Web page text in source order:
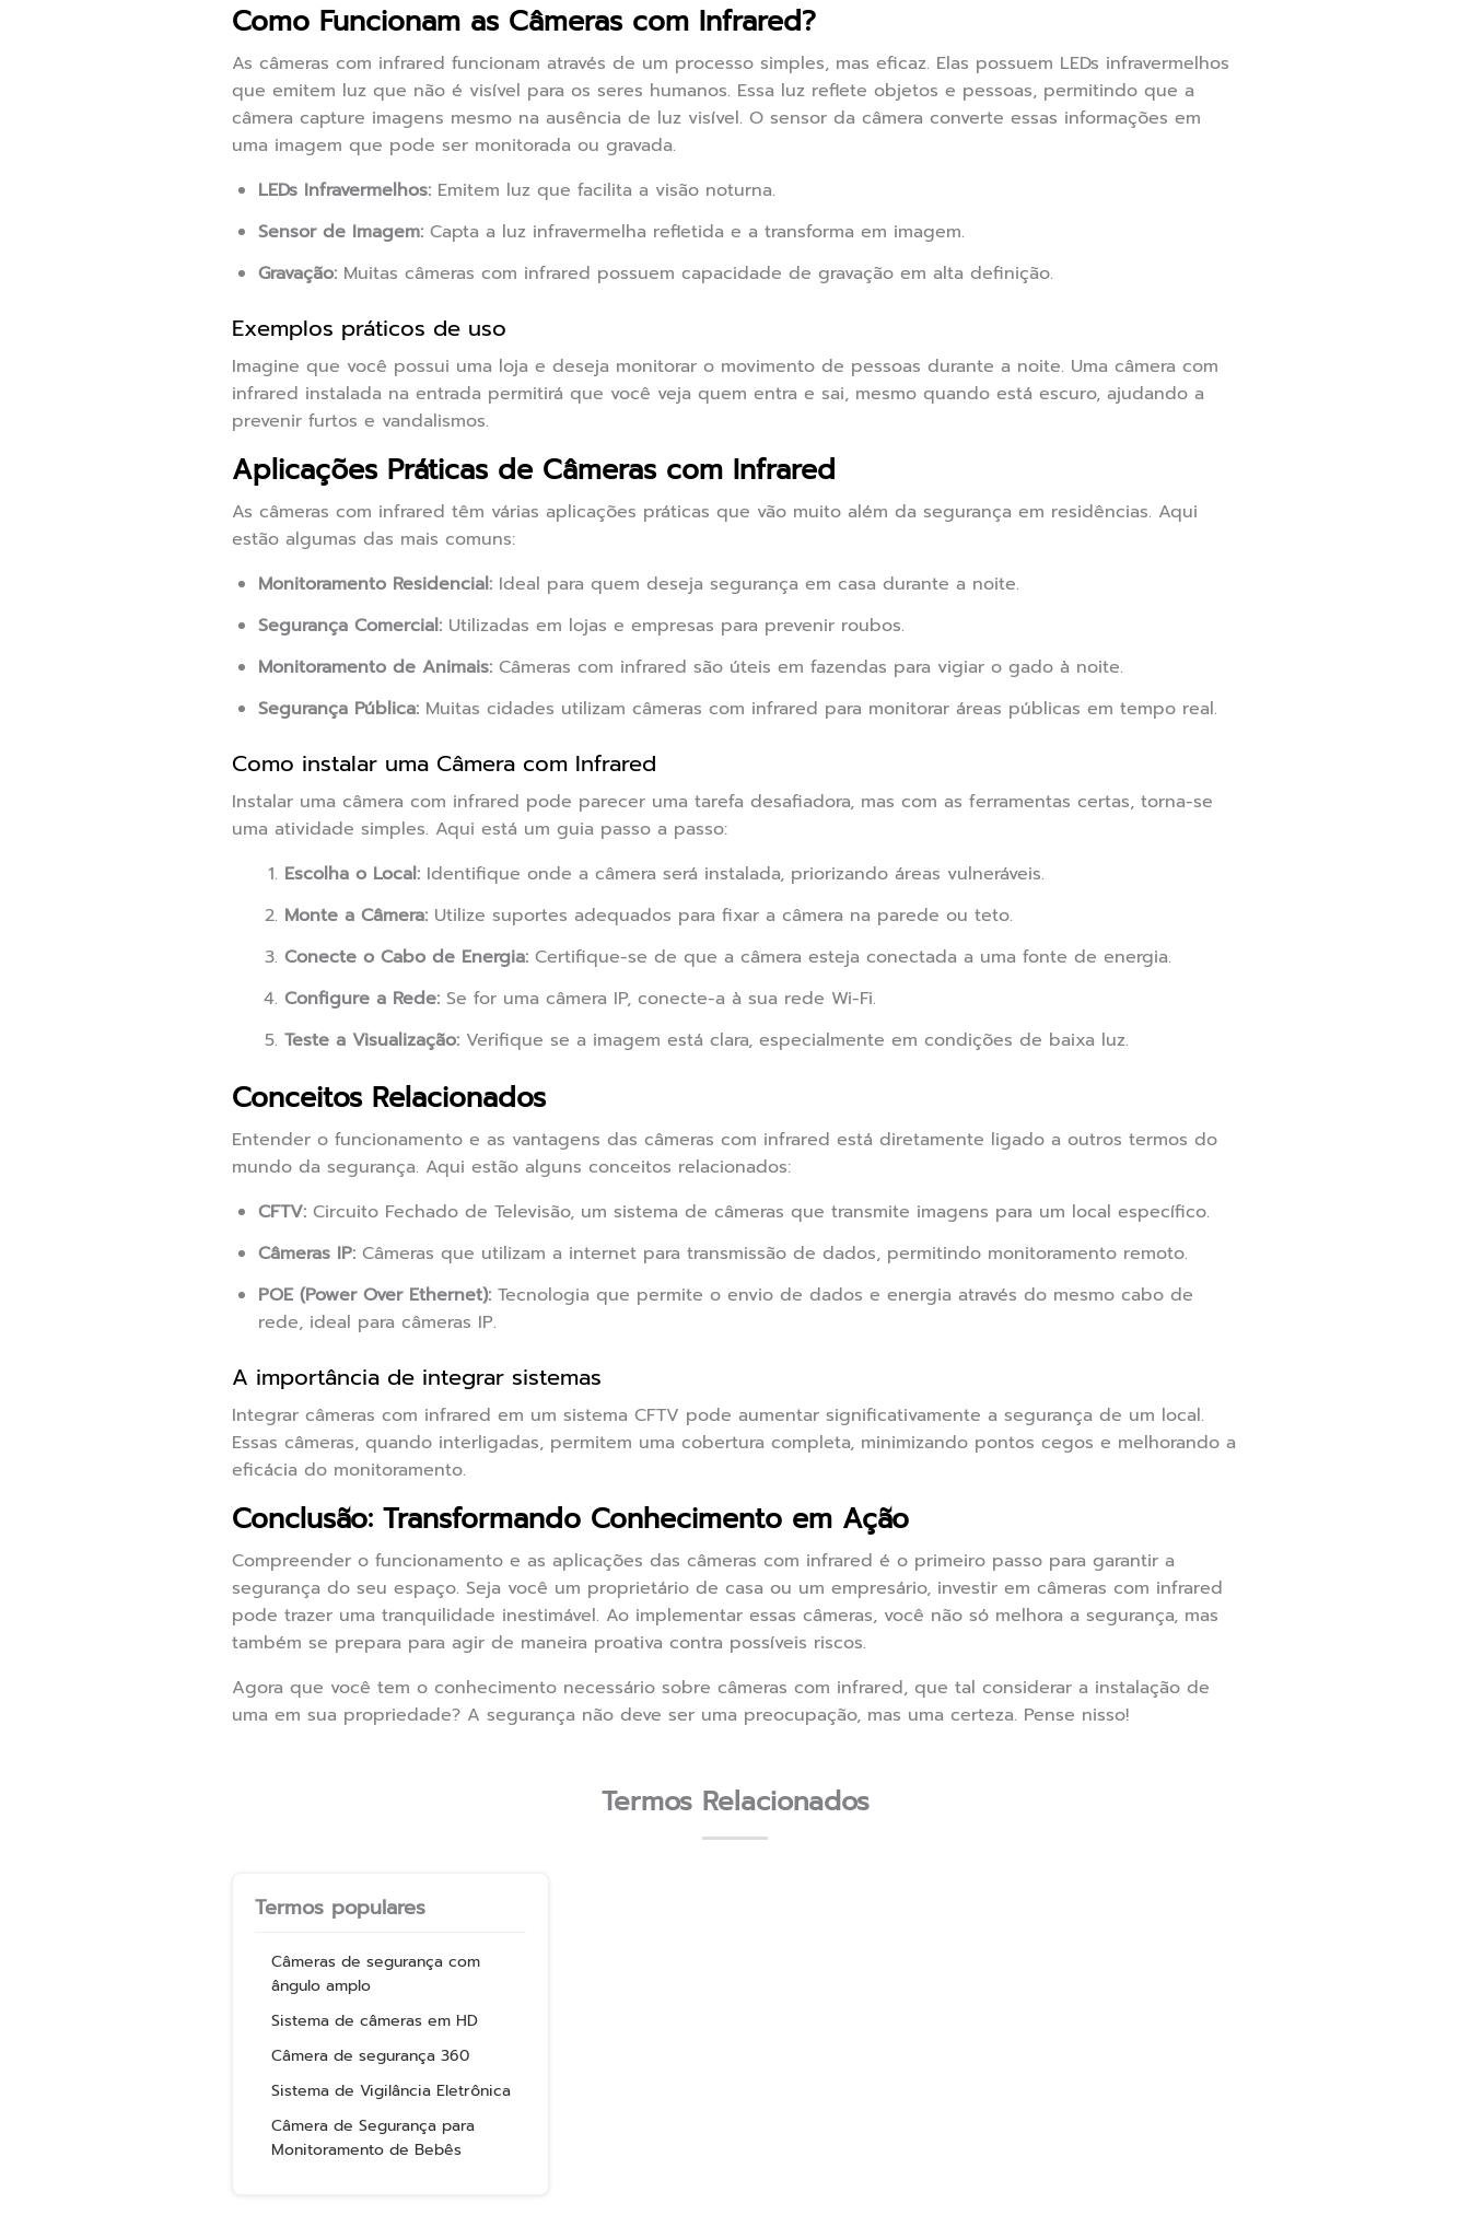
Como Funcionam as Câmeras com Infrared?
As câmeras com infrared funcionam através de um processo simples, mas eficaz. Elas possuem LEDs infravermelhos
que emitem luz que não é visível para os seres humanos. Essa luz reflete objetos e pessoas, permitindo que a
câmera capture imagens mesmo na ausência de luz visível. O sensor da câmera converte essas informações em
uma imagem que pode ser monitorada ou gravada.
LEDs Infravermelhos: Emitem luz que facilita a visão noturna.
Sensor de Imagem: Capta a luz infravermelha refletida e a transforma em imagem.
Gravação: Muitas câmeras com infrared possuem capacidade de gravação em alta definição.
Exemplos práticos de uso
Imagine que você possui uma loja e deseja monitorar o movimento de pessoas durante a noite. Uma câmera com
infrared instalada na entrada permitirá que você veja quem entra e sai, mesmo quando está escuro, ajudando a
prevenir furtos e vandalismos.
Aplicações Práticas de Câmeras com Infrared
As câmeras com infrared têm várias aplicações práticas que vão muito além da segurança em residências. Aqui
estão algumas das mais comuns:
Monitoramento Residencial: Ideal para quem deseja segurança em casa durante a noite.
Segurança Comercial: Utilizadas em lojas e empresas para prevenir roubos.
Monitoramento de Animais: Câmeras com infrared são úteis em fazendas para vigiar o gado à noite.
Segurança Pública: Muitas cidades utilizam câmeras com infrared para monitorar áreas públicas em tempo real.
Como instalar uma Câmera com Infrared
Instalar uma câmera com infrared pode parecer uma tarefa desafiadora, mas com as ferramentas certas, torna-se
uma atividade simples. Aqui está um guia passo a passo:
Escolha o Local: Identifique onde a câmera será instalada, priorizando áreas vulneráveis.
Monte a Câmera: Utilize suportes adequados para fixar a câmera na parede ou teto.
Conecte o Cabo de Energia: Certifique-se de que a câmera esteja conectada a uma fonte de energia.
Configure a Rede: Se for uma câmera IP, conecte-a à sua rede Wi-Fi.
Teste a Visualização: Verifique se a imagem está clara, especialmente em condições de baixa luz.
Conceitos Relacionados
Entender o funcionamento e as vantagens das câmeras com infrared está diretamente ligado a outros termos do
mundo da segurança. Aqui estão alguns conceitos relacionados:
CFTV: Circuito Fechado de Televisão, um sistema de câmeras que transmite imagens para um local específico.
Câmeras IP: Câmeras que utilizam a internet para transmissão de dados, permitindo monitoramento remoto.
POE (Power Over Ethernet): Tecnologia que permite o envio de dados e energia através do mesmo cabo de
rede, ideal para câmeras IP.
A importância de integrar sistemas
Integrar câmeras com infrared em um sistema CFTV pode aumentar significativamente a segurança de um local.
Essas câmeras, quando interligadas, permitem uma cobertura completa, minimizando pontos cegos e melhorando a
eficácia do monitoramento.
Conclusão: Transformando Conhecimento em Ação
Compreender o funcionamento e as aplicações das câmeras com infrared é o primeiro passo para garantir a
segurança do seu espaço. Seja você um proprietário de casa ou um empresário, investir em câmeras com infrared
pode trazer uma tranquilidade inestimável. Ao implementar essas câmeras, você não só melhora a segurança, mas
também se prepara para agir de maneira proativa contra possíveis riscos.
Agora que você tem o conhecimento necessário sobre câmeras com infrared, que tal considerar a instalação de
uma em sua propriedade? A segurança não deve ser uma preocupação, mas uma certeza. Pense nisso!
Termos Relacionados
Termos populares
Câmeras de segurança com
ângulo amplo
Sistema de câmeras em HD
Câmera de segurança 360
Sistema de Vigilância Eletrônica
Câmera de Segurança para
Monitoramento de Bebês